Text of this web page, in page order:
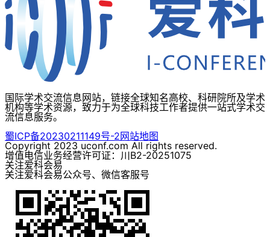
国际学术交流信息网站，链接全球知名高校、科研院所及学术
机构等学术资源，致力于为全球科技工作者提供一站式学术交
流信息服务。
蜀ICP备20230211149号-2网站地图
Copyright 2023 uconf.com All rights reserved.
增值电信业务经营许可证：川B2-20251075
关注爱科会易
关注爱科会易公众号、微信客服号